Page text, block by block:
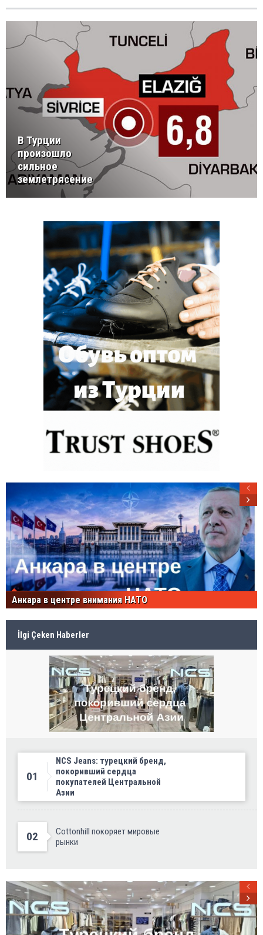
В Турции
произошло
сильное
землетрясение
Анкара в центре внимания НАТО
İlgi Çeken Haberler
01
NCS Jeans: турецкий бренд,
покоривший сердца
покупателей Центральной
Азии
02
Cottonhill покоряет мировые
рынки